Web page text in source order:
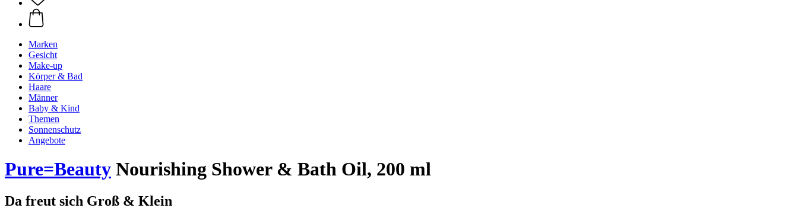
Marken
Gesicht
Make-up
Körper & Bad
Haare
Männer
Baby & Kind
Themen
Sonnenschutz
Angebote
Pure=Beauty Nourishing Shower & Bath Oil, 200 ml
Da freut sich Groß & Klein